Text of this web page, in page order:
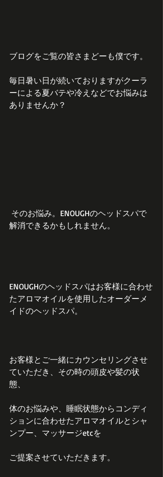
ブログをご覧の皆さまどーも僕です。
毎日暑い日が続いておりますがクーラ
ーによる夏バテや冷えなどでお悩みは
ありませんか？
解消できるかもしれません。
ENOUGHのヘッドスパはお客様に合わせ
たアロマオイルを使用したオーダーメ
イドのヘッドスパ。
お客様とご一緒にカウンセリングさせ
ていただき、その時の頭皮や髪の状
態、
体のお悩みや、睡眠状態からコンディ
ションに合わせたアロマオイルとシャ
ンプー、マッサージetcを
ご提案させていただきます。